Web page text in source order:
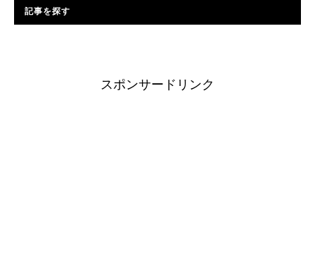
記事を探す
スポンサードリンク